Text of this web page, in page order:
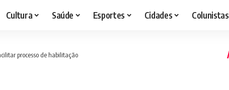
Cultura Saúde Esportes Cidades Colunistas
processo de habilitação